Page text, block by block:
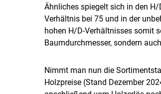
Ähnliches spiegelt sich in den
Verhältnis bei 75 und in der
hohen H/​D-Verhältnisses somit
Baumdurchmesser, sondern
Nimmt man nun die
Holzpreise (Stand Dezember